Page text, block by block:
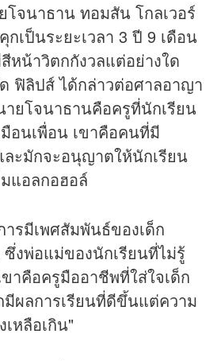
โจนาธาน ทอมสัน โกลเวอร์
เป็นระยะเวลา 3 ปี 9 เดือน
หน้าวิตกกังวลแต่อย่างใด
ฟิลิปส์ ได้กล่าวต่อศาลอาญา
ายโจนาธานคือครูที่นักเรียน
อนเพื่อน เขาคือคนที่มี
ะมักจะอนุญาตให้นักเรียน
แอลกอฮอล์
รมีเพศสัมพันธ์ของเด็ก
ซึ่งพ่อแม่ของนักเรียนที่ไม่รู้
าคือครูมืออาชีพที่ใส่ใจเด็ก
มีผลการเรียนที่ดีขึ้นแต่ความ
หลือเกิน"